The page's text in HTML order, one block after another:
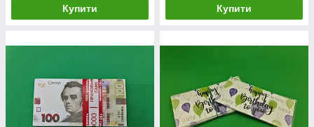
Купити Купити